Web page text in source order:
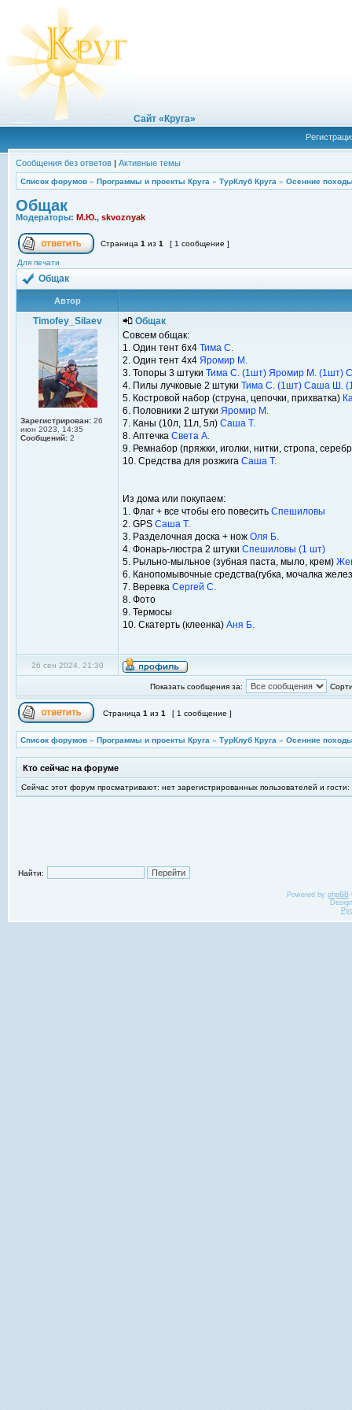
Сайт «Круга»
Сообщения без ответов | Активные темы
Список форумов » Программы и проекты Круга » ТурКлуб Круга » Осенние
Общак
Модераторы: М.Ю., skvoznyak
Страница 1 из 1 [ 1 сообщение ]
Для печати
Общак
Автор
Timofey_Silaev
Зарегистрирован: 26
июн 2023, 14:35
Сообщений: 2
Общак
Совсем общак:
1. Один тент 6x4 Тима С.
2. Один тент 4x4 Яромир М.
3. Топоры 3 штуки Тима С. (1шт) Яромир М. (1шт)
4. Пилы лучковые 2 штуки Тима С. (1шт) Саша Ш.
5. Костровой набор (струна, цепочки, прихватка)
6. Половники 2 штуки Яромир М.
7. Каны (10л, 11л, 5л) Саша Т.
8. Аптечка Света А.
9. Ремнабор (пряжки, иголки, нитки, стропа,
10. Средства для розжига Саша Т.
Из дома или покупаем:
1. Флаг + все чтобы его повесить Спешиловы
2. GPS Саша Т.
3. Разделочная доска + нож Оля Б.
4. Фонарь-люстра 2 штуки Спешиловы (1 шт)
5. Рыльно-мыльное (зубная паста, мыло, крем)
6. Канопомывочные средства(губка, мочалка
7. Веревка Сергей С.
8. Фото
9. Термосы
10. Скатерть (клеенка) Аня Б.
26 сен 2024, 21:30
Показать сообщения за:
Страница 1 из 1 [ 1 сообщение ]
Список форумов » Программы и проекты Круга » ТурКлуб Круга » Осенние
Кто сейчас на форуме
Сейчас этот форум просматривают: нет зарегистрированных пользователей и гости:
Найти:
Powered by phpBB